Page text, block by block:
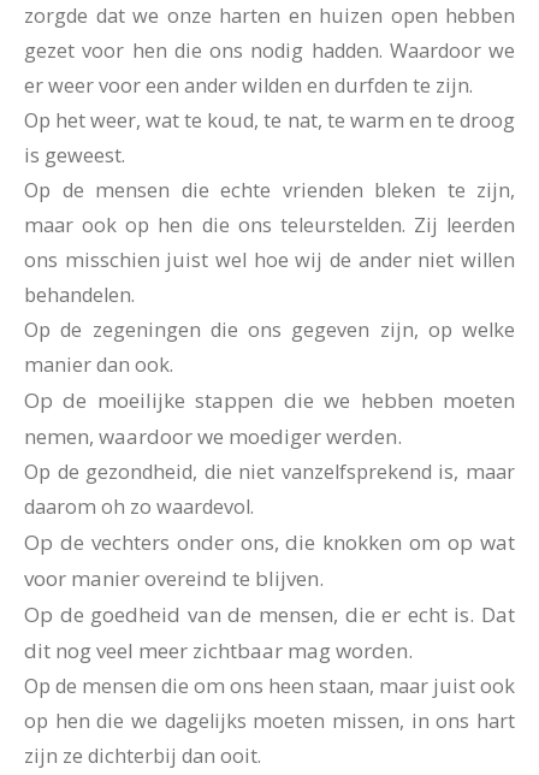
zorgde dat we onze harten en huizen open hebben
gezet voor hen die ons nodig hadden. Waardoor we
er weer voor een ander wilden en durfden te zijn.
Op het weer, wat te koud, te nat, te warm en te droog
is geweest.
Op de mensen die echte vrienden bleken te zijn,
maar ook op hen die ons teleurstelden. Zij leerden
ons misschien juist wel hoe wij de ander niet willen
behandelen.
Op de zegeningen die ons gegeven zijn, op welke
manier dan ook.
Op de moeilijke stappen die we hebben moeten
nemen, waardoor we moediger werden.
Op de gezondheid, die niet vanzelfsprekend is, maar
daarom oh zo waardevol.
Op de vechters onder ons, die knokken om op wat
voor manier overeind te blijven.
Op de goedheid van de mensen, die er echt is. Dat
dit nog veel meer zichtbaar mag worden.
Op de mensen die om ons heen staan, maar juist ook
op hen die we dagelijks moeten missen, in ons hart
zijn ze dichterbij dan ooit.